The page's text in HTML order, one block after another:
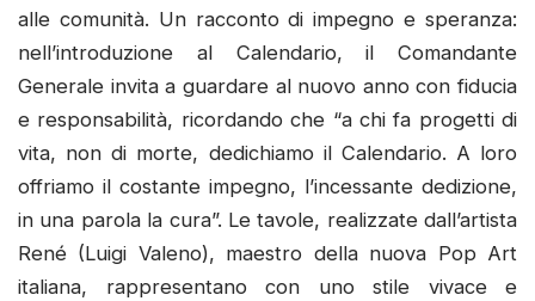
alle comunità. Un racconto di impegno e speranza:
nell’introduzione al Calendario, il Comandante
Generale invita a guardare al nuovo anno con fiducia
e responsabilità, ricordando che “a chi fa progetti di
vita, non di morte, dedichiamo il Calendario. A loro
offriamo il costante impegno, l’incessante dedizione,
in una parola la cura”. Le tavole, realizzate dall’artista
René (Luigi Valeno), maestro della nuova Pop Art
italiana, rappresentano con uno stile vivace e